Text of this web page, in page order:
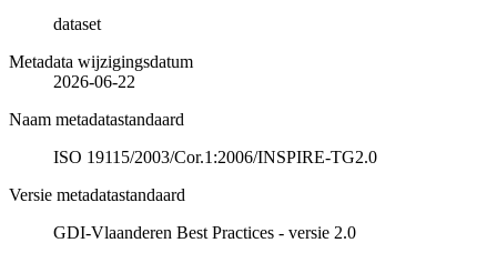
dataset
Metadata wijzigingsdatum
2026-06-22
Naam metadatastandaard
ISO 19115/2003/Cor.1:2006/INSPIRE-TG2.0
Versie metadatastandaard
GDI-Vlaanderen Best Practices - versie 2.0